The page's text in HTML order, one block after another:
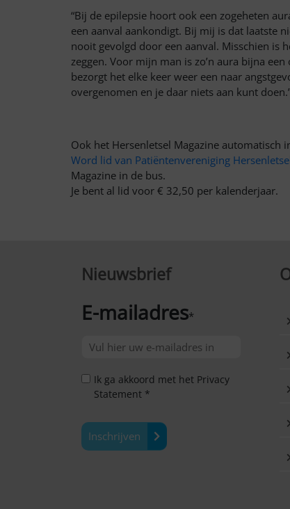
“Bij de epilepsie hoort ook een zogeheten
een aanval aankondigt. Bij mij is dat laatste
nooit gevolgd door een aanval. Misschien is
zeggen. Voor mijn man is zo’n aura bijna
bezorgt het elke keer weer een naar
overgenomen en je daar niets aan kunt
Ook het Hersenletsel Magazine automatisch
Word lid van Patiëntenvereniging
Magazine in de bus.
Je bent al lid voor € 32,50 per kalenderjaar.
Nieuwsbrief
E-mailadres*
Ik ga akkoord met het Privacy
Statement *
Inschrijven